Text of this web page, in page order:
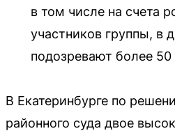
в том числе на счета
участников группы, в
подозревают более 50
В Екатеринбурге по
районного суда двое